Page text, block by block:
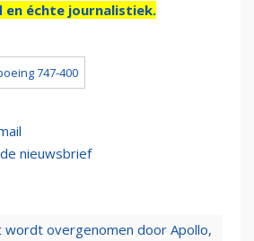
échte journalistiek.
747-400
nieuwsbrief
wordt overgenomen door Apollo,